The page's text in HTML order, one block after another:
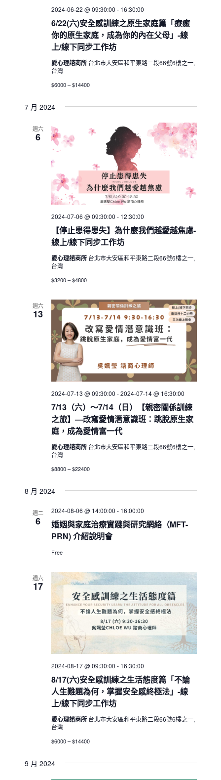
6/22(六)安全感訓練之原生家庭篇「療癒
你的原生家庭，成為你的內在父母」-線
上/線下同步工作坊
2024-06-22 @ 09:30:00 - 16:30:00
愛心理諮商所 台北市大安區和平東路二段66號6樓之一,
台灣
$6000 – $14400
7 月 2024
週六
6
【停止患得患失】為什麼我們越愛越焦慮-
線上/線下同步工作坊
2024-07-06 @ 09:30:00 - 12:30:00
愛心理諮商所 台北市大安區和平東路二段66號6樓之一,
台灣
$3200 – $4800
週六
13
7/13（六）～7/14（日）【親密關係訓練
之旅】—改寫愛情潛意識班：跳脫原生家
庭，成為愛情富一代
2024-07-13 @ 09:30:00 -2024-07-14 @ 16:30:00
愛心理諮商所 台北市大安區和平東路二段66號6樓之一,
台灣
$8800 – $22400
8 月 2024
週二
6
婚姻與家庭治療實踐與研究網絡（MFT-
PRN) 介紹說明會
2024-08-06 @ 14:00:00 - 16:00:00
Free
週六
17
8/17(六)安全感訓練之生活態度篇「不論
人生難題為何，掌握安全感終極法」-線
上/線下同步工作坊
2024-08-17 @ 09:30:00 - 16:30:00
愛心理諮商所 台北市大安區和平東路二段66號6樓之一,
台灣
$6000 – $14400
9 月 2024